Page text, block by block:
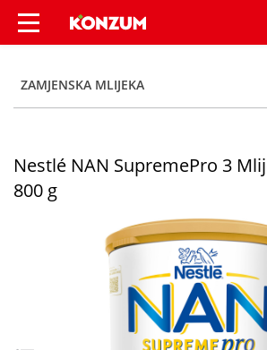
Nestlé NAN SupremePro
ZAMJENSKA MLIJEKA
Nestlé NAN SupremePro 3
800 g